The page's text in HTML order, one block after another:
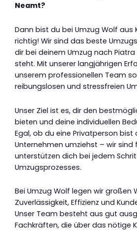
Neamt?
Dann bist du bei Umzug Wolf aus
richtig! Wir sind das beste
dir bei deinem Umzug nach Piatra
steht. Mit unserer langjährigen
unserem professionellen Team
reibungslosen und stressfreien
Unser Ziel ist es, dir den
bieten und deine individuellen
Egal, ob du eine Privatperson bist
Unternehmen umziehst – wir sind
unterstützen dich bei jedem
Umzugsprozesses.
Bei Umzug Wolf legen wir großen
Zuverlässigkeit, Effizienz und
Unser Team besteht aus gut
Fachkräften, die über das nötige